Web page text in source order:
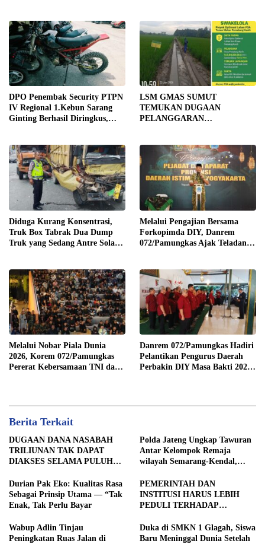
DPO Penembak Security PTPN
IV Regional 1.Kebun Sarang
Ginting Berhasil Diringkus,
LSM GMAS SUMUT
TEMUKAN DUGAAN
PELANGGARAN
DIBORONGKAN KE PIHAK
LUAR DESA, PEKERJA
DIBAYAR Rp90 RIBU
Diduga Kurang Konsentrasi,
Truk Box Tabrak Dua Dump
Truk yang Sedang Antre Solar
Melalui Pengajian Bersama
Forkopimda DIY, Danrem
072/Pamungkas Ajak Teladani
Melalui Nobar Piala Dunia
2026, Korem 072/Pamungkas
Pererat Kebersamaan TNI dan
Danrem 072/Pamungkas Hadiri
Pelantikan Pengurus Daerah
Perbakin DIY Masa Bakti 2026-
Berita Terkait
DUGAAN DANA NASABAH
TRILIUNAN TAK DAPAT
DIAKSES SELAMA PULUHAN
SEMARANG DESAK
TRANSPARANSI DAN
PEMERIKSAAN
Polda Jateng Ungkap Tawuran
Antar Kelompok Remaja
wilayah Semarang-Kendal,
17 DPO Diburu
Durian Pak Eko: Kualitas Rasa
Sebagai Prinsip Utama — “Tak
Enak, Tak Perlu Bayar
PEMERINTAH DAN
INSTITUSI HARUS LEBIH
PEDULI TERHADAP
STRATEGIS PEMBANGUNAN
Wabup Adlin Tinjau
Peningkatan Ruas Jalan di
Duka di SMKN 1 Glagah, Siswa
Baru Meninggal Dunia Setelah